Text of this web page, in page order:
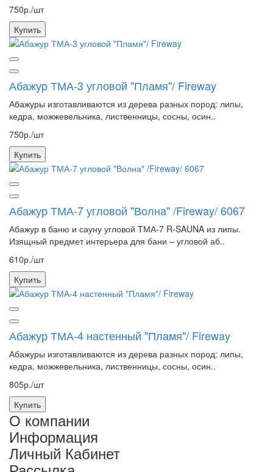
750р./шт
Купить
Абажур ТМА-3 угловой "Пламя"/ Fireway
Абажуры изготавливаются из дерева разных пород: липы,
кедра, можжевельника, лиственницы, сосны, осин..
750р./шт
Купить
Абажур ТМА-7 угловой "Волна" /Fireway/ 6067
Абажур в баню и сауну угловой ТМА-7 R-SAUNA из липы.
Изящный предмет интерьера для бани – угловой аб..
610р./шт
Купить
Абажур ТМА-4 настенный "Пламя"/ Fireway
Абажуры изготавливаются из дерева разных пород: липы,
кедра, можжевельника, лиственницы, сосны, осин..
805р./шт
Купить
О компании
Информация
Личный Кабинет